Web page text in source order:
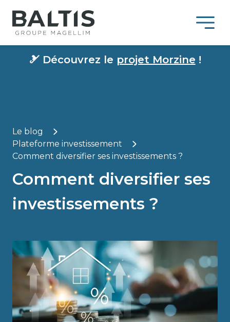
🎿Découvrez le projet Morzine !
Le blog
Plateforme investissement
Comment diversifier ses investissements ?
Comment diversifier ses
investissements ?